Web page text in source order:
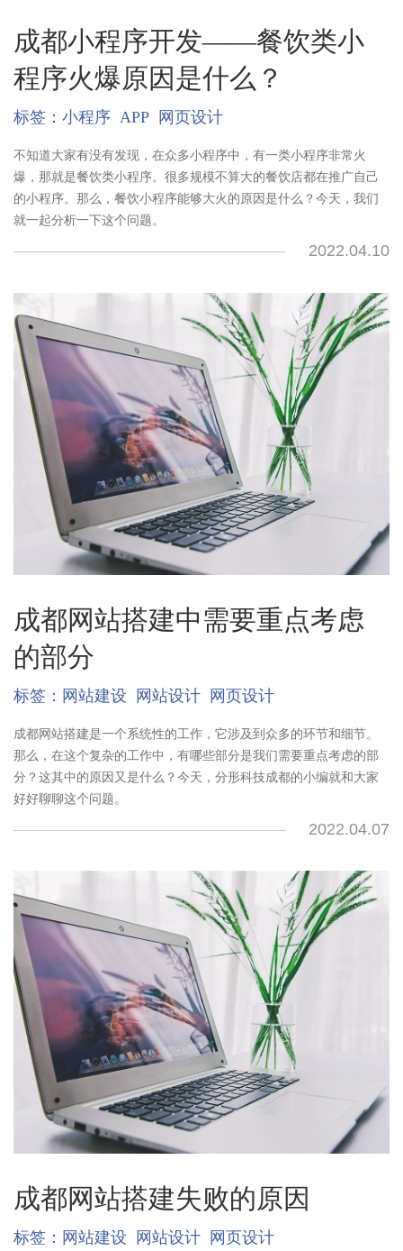
成都小程序开发——餐饮类小
程序火爆原因是什么？
标签： 小程序 APP 网页设计
不知道大家有没有发现，在众多小程序中，有一类小程序非常火
爆，那就是餐饮类小程序。很多规模不算大的餐饮店都在推广自己
的小程序。那么，餐饮小程序能够大火的原因是什么？今天，我们
就一起分析一下这个问题。
2022.04.10
成都网站搭建中需要重点考虑
的部分
标签： 网站建设 网站设计 网页设计
成都网站搭建是一个系统性的工作，它涉及到众多的环节和细节。
那么，在这个复杂的工作中，有哪些部分是我们需要重点考虑的部
分？这其中的原因又是什么？今天，分形科技成都的小编就和大家
好好聊聊这个问题。
2022.04.07
成都网站搭建失败的原因
标签： 网站建设 网站设计 网页设计